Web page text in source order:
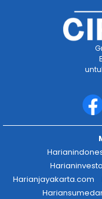
Harianjayakarta.com